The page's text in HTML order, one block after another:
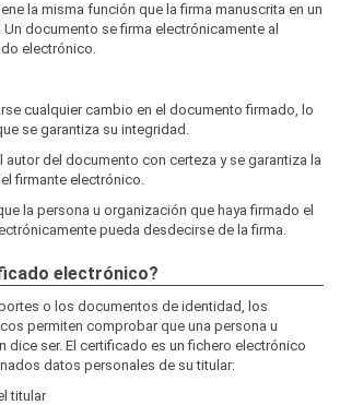
la misma función que la firma manuscrita en un
documento se firma electrónicamente al
electrónico.
cualquier cambio en el documento firmado, lo
se garantiza su integridad.
autor del documento con certeza y se garantiza la
firmante electrónico.
la persona u organización que haya firmado el
pueda desdecirse de la firma.
electrónico?
o los documentos de identidad, los
permiten comprobar que una persona u
dice ser. El certificado es un fichero electrónico
datos personales de su titular:
titular